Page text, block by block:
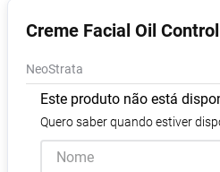
Creme Facial Oil
NeoStrata
Este produto não está
Quero saber quando estiver
6º Shampoo
7º Desodorante
8 Absorvente
9º Vitamina D
10 º